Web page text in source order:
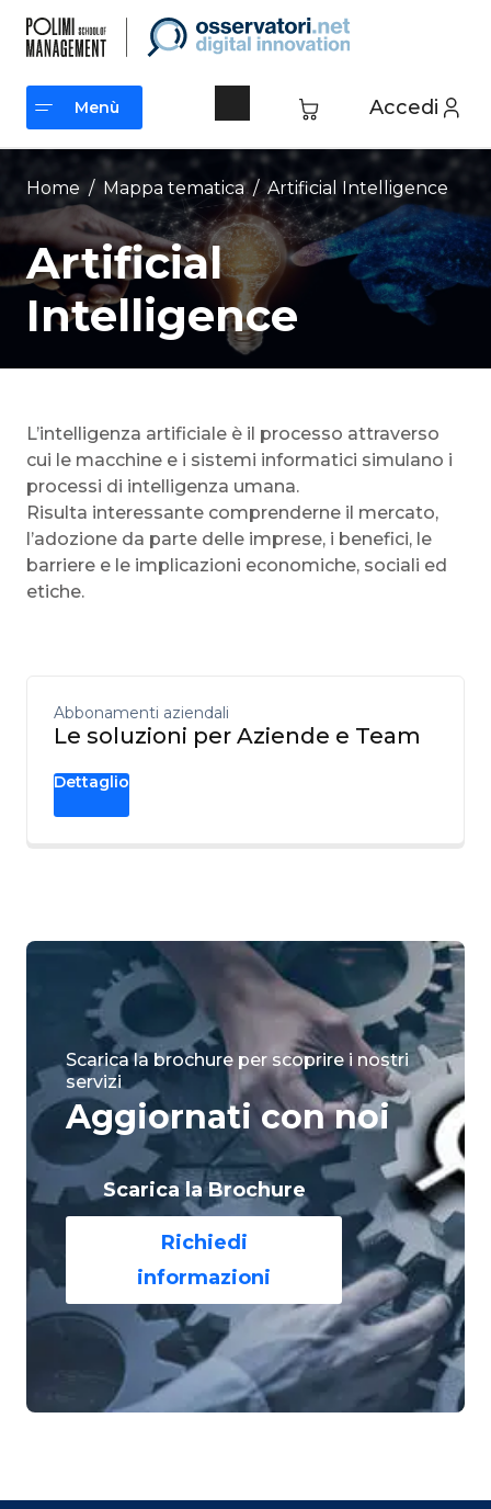
contenuto
Accedi
Menù
Menù
Home/ Mappa tematica / Artificial Intelligence
Artificial
Intelligence
L’intelligenza artificiale è il processo attraverso
cui le macchine e i sistemi informatici simulano i
processi di intelligenza umana.
Risulta interessante comprenderne il mercato,
l’adozione da parte delle imprese, i benefici, le
barriere e le implicazioni economiche, sociali ed
etiche.
Abbonamenti aziendali
Le soluzioni per Aziende e Team
Dettaglio
Scarica la brochure per scoprire i nostri
servizi
Aggiornati con noi
Scarica la Brochure
Richiedi
informazioni